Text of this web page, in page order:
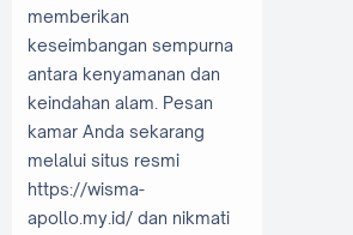
memberikan
keseimbangan sempurna
antara kenyamanan dan
keindahan alam. Pesan
kamar Anda sekarang
melalui situs resmi
https://wisma-
apollo.my.id/ dan nikmati